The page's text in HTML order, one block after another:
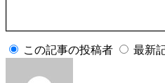
この記事の投稿者 最新